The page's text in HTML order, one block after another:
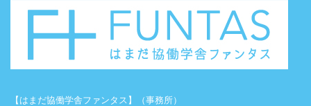
【はまだ協働学舎ファンタス】（事務所）